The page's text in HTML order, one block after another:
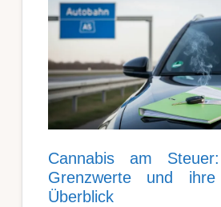
Can­nabis am
Grenz­werte und
Über­blick